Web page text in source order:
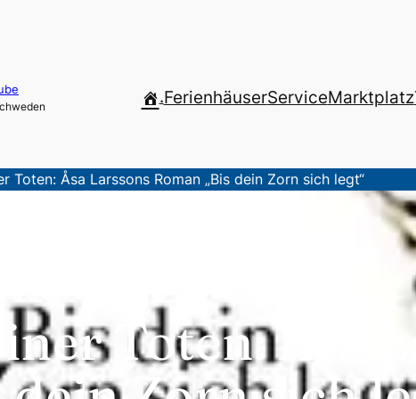
.FerienhäuserServiceMarktplatz
Toten: Åsa Larssons Roman „Bis dein Zorn sich legt“
Toten: Åsa